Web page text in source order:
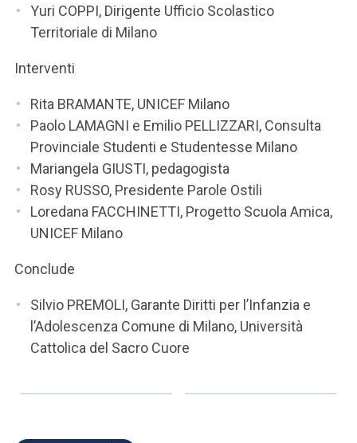
Yuri COPPI, Dirigente Ufficio Scolastico
Territoriale di Milano
Interventi
Rita BRAMANTE, UNICEF Milano
Paolo LAMAGNI e Emilio PELLIZZARI, Consulta
Provinciale Studenti e Studentesse Milano
Mariangela GIUSTI, pedagogista
Rosy RUSSO, Presidente Parole Ostili
Loredana FACCHINETTI, Progetto Scuola Amica,
UNICEF Milano
Conclude
Silvio PREMOLI, Garante Diritti per l’Infanzia e
l’Adolescenza Comune di Milano, Università
Cattolica del Sacro Cuore